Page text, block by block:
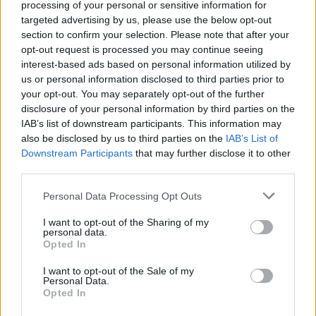
processing of your personal or sensitive information for
targeted advertising by us, please use the below opt-out
section to confirm your selection. Please note that after your
opt-out request is processed you may continue seeing
interest-based ads based on personal information utilized by
us or personal information disclosed to third parties prior to
your opt-out. You may separately opt-out of the further
disclosure of your personal information by third parties on the
IAB’s list of downstream participants. This information may
also be disclosed by us to third parties on the IAB’s List of
Downstream Participants that may further disclose it to other
Personal Data Processing Opt Outs
I want to opt-out of the Sharing of my
personal data.
Opted In
I want to opt-out of the Sale of my
Personal Data.
Opted In
Resumen de datos de la ruta entre MAR AZUL y
REMEDIOS DE ESCALADA Buenos Aires
Tipo de
combustible
Precio
por litro
Gasto
5l/100km
Gasto
7l/100km
Gasto
10l/100km
0,00€
0,00€
Gasolina 98 0,00€ 18l.-25l. 37l.- 0,00€
0,00€
0,00€
Bio diesel 0,00€